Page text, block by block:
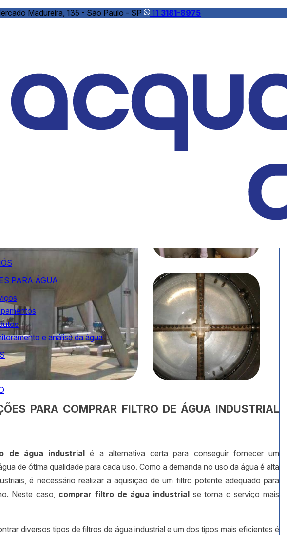
Madureira, 135 - São Paulo - SP 11 3181-8975
PARA ÁGUA
e análise da água
água industrial
PARA COMPRAR FILTRO DE ÁGUA INDUSTRIAL
de água industrial é a alternativa certa para conseguir fornecer um
de ótima qualidade para cada uso. Como a demanda no uso da água é alta
é necessário realizar a aquisição de um filtro potente adequado para
Neste caso, comprar filtro de água industrialse torna o serviço mais
diversos tipos de filtros de água industrial e um dos tipos mais eficientes é